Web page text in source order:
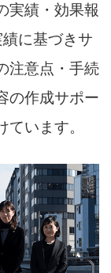
実績・効果報
に基づきサ
注意点・手続
の作成サポー
ています。